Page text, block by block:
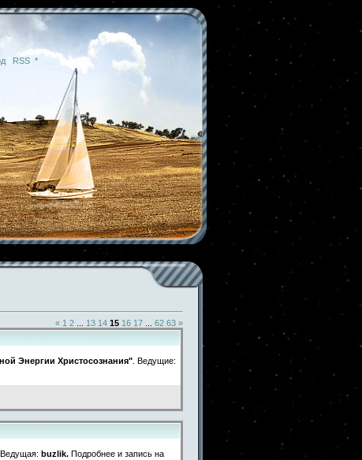
RSS *
« 1 2 13 14 15 16 17 62 63 »
Энергии Христосознания" . Ведущие:
Ведущая: buzlik. Подробнее и запись на